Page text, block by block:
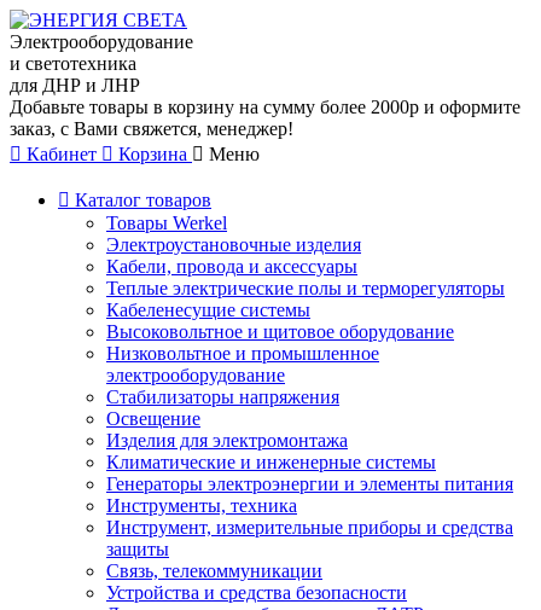
Электрооборудование
и светотехника
для ДНР и ЛНР
Добавьте товары в корзину на сумму более 2000р и оформите
заказ, с Вами свяжется, менеджер!
Кабинет
Корзина Меню
Каталог товаров
Товары Werkel
Электроустановочные изделия
Кабели, провода и аксессуары
Теплые электрические полы и терморегуляторы
Кабеленесущие системы
Высоковольтное и щитовое оборудование
Низковольтное и промышленное
электрооборудование
Стабилизаторы напряжения
Освещение
Изделия для электромонтажа
Климатические и инженерные системы
Генераторы электроэнергии и элементы питания
Инструменты, техника
Инструмент, измерительные приборы и средства
защиты
Связь, телекоммуникации
Устройства и средства безопасности